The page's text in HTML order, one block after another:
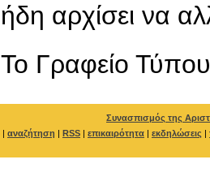
ήδη αρχίσει να
To Γραφείο Τύπου
Συνασπισμός της
| αναζήτηση | RSS | επικαιρότητα | εκδηλώσεις |